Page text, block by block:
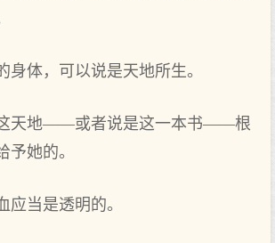
身体，可以说是天地所生。
天地——或者说是这一本书——根
予她的。
应当是透明的。